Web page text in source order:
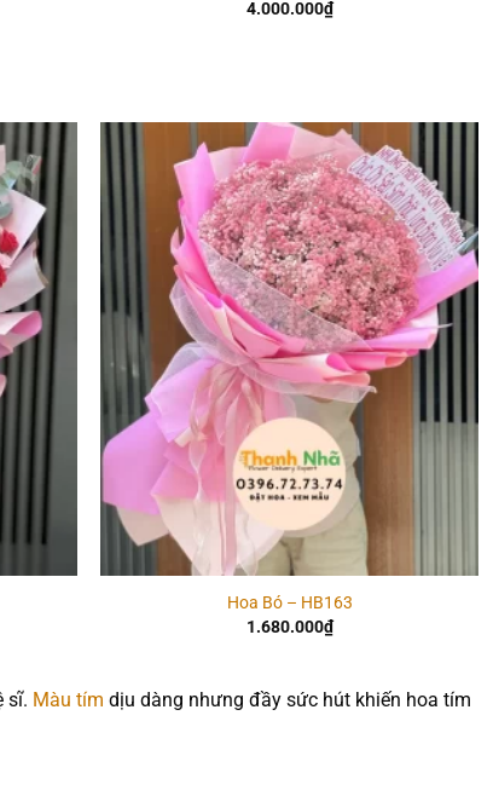
4.000.000₫
Add to
wishlist
Add to
wishlist
Hoa Bó – HB163
1.680.000₫
sĩ. Màu tím dịu dàng nhưng đầy sức hút khiến hoa tím